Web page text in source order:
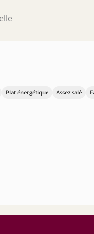
Plat énergétique Assez salé